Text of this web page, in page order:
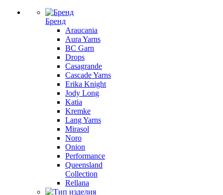
Бренд
Araucania
Aura Yarns
BC Garn
Drops
Casagrande
Cascade Yarns
Erika Knight
Jody Long
Katia
Kremke
Lang Yarns
Mirasol
Noro
Onion
Performance
Queensland
Collection
Rellana